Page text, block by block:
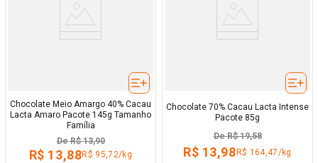
Chocolate Meio Amargo 40% Cacau
Lacta Amaro Pacote 145g Tamanho
Família
De R$ 13,90
R$ 13,88R$ 95,72/kg
Chocolate 70% Cacau Lacta Intense
Pacote 85g
De R$ 19,58
R$ 13,98R$ 164,47/kg